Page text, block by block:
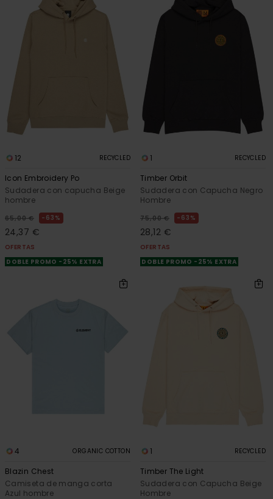
12 RECYCLED
Icon Embroidery Po
Sudadera con capucha Beige
hombre
65,00 € 63%
24,37 €
OFERTAS
DOBLE PROMO -25% EXTRA
1 RECYCLED
Timber Orbit
Sudadera con Capucha Negro
Hombre
75,00 € 63%
28,12 €
OFERTAS
DOBLE PROMO -25% EXTRA
4 ORGANIC COTTON
Blazin Chest
Camiseta de manga corta
Azul hombre
1 RECYCLED
Timber The Light
Sudadera con Capucha Beige
Hombre